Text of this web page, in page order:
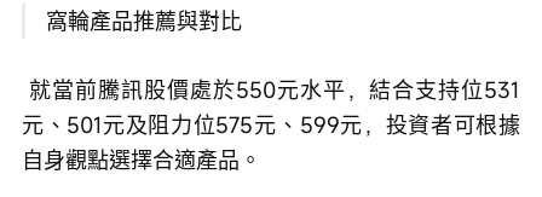
窩輪產品推薦與對比
元、501元及阻力位575元、599元，投資者可根據
自身觀點選擇合適產品。